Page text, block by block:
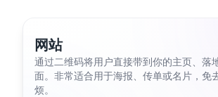
网站
通过二维码将用户直接带到你的主页、落
面。非常适合用于海报、传单或名片，免
烦。